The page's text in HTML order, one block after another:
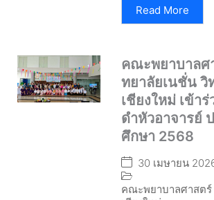
Read More
คณะพยาบาลศ
ทยาลัยเนชั่น วิ
เชียงใหม่ เข้า
ดำหัวอาจารย์
ศึกษา 2568
30 เมษายน
คณะพยาบาลศาสตร์